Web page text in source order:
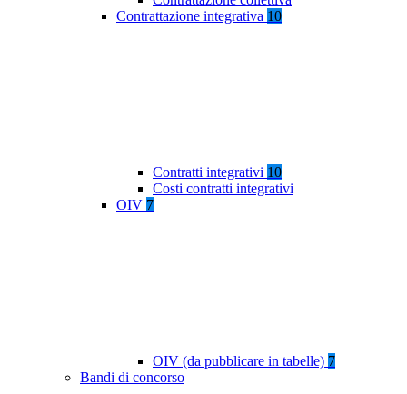
Contrattazione integrativa 10
Contratti integrativi 10
Costi contratti integrativi
OIV 7
OIV (da pubblicare in tabelle) 7
Bandi di concorso